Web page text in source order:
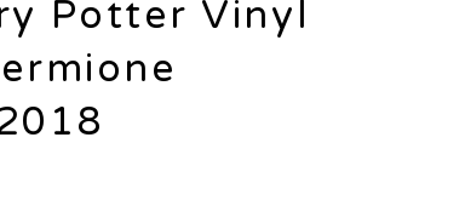
Potter Vinyl